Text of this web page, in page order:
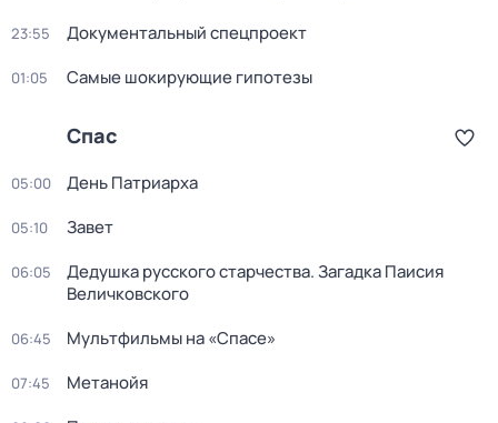
23:55 Докyментальный cпецпроект
01:05 Самые шoкиpующие гипотезы
Спас
05:00 День Патриарха
05:10 Завет
06:05
Дедушкa русского старчества. Загадка Паиcия
Величковского
06:45 Мультфильмы на «Спасе»
07:45 Метанойя